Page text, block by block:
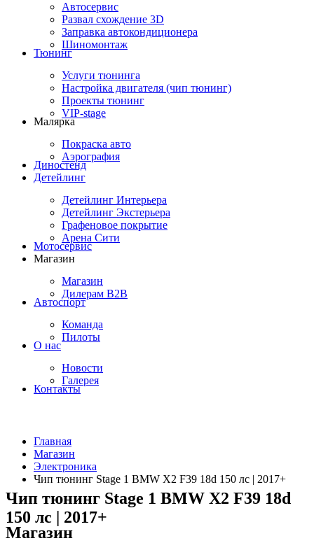
Автосервис
Развал схождение 3D
Заправка автокондиционера
Шиномонтаж
Тюнинг
Услуги тюнинга
Настройка двигателя (чип тюнинг)
Проекты тюнинг
VIP-stage
Малярка
Покраска авто
Аэрография
Диностенд
Детейлинг
Детейлинг Интерьера
Детейлинг Экстерьера
Графеновое покрытие
Арена Сити
Мотосервис
Магазин
Магазин
Дилерам B2B
Автоспорт
Команда
Пилоты
О нас
Новости
Галерея
Контакты
Главная
Магазин
Электроника
Чип тюнинг Stage 1 BMW X2 F39 18d 150 лс | 2017+
Магазин
Чип тюнинг Stage 1 BMW X2 F39 18d
150 лс | 2017+